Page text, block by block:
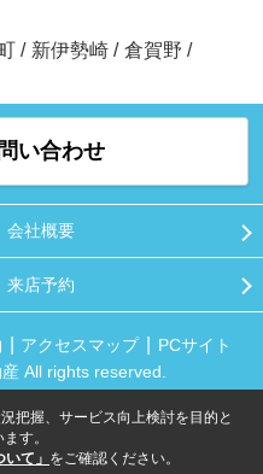
/ 新伊勢崎 / 倉賀野 /
い合わせ
会社概要
来店予約
アクセスマップ
PCサイト
All rights reserved.
把握、サービス向上検討を目的と
す。
て」 をご確認ください。